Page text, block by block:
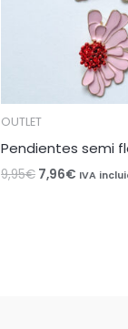
OUTLET
Pendientes semi
9,95€ 7,96€ IVA